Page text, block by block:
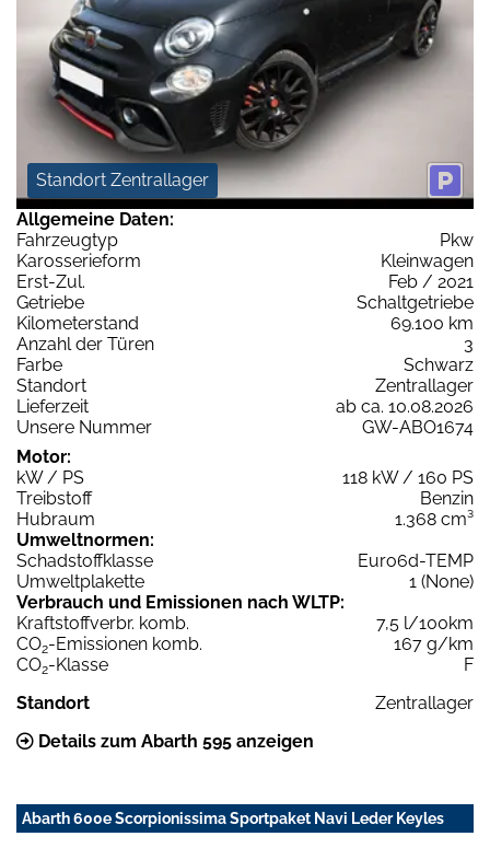
Standort Zentrallager
Allgemeine Daten:
Fahrzeugtyp
Pkw
Karosserieform
Kleinwagen
Erst-Zul.
Feb / 2021
Getriebe
Schaltgetriebe
Kilometerstand
69.100 km
Anzahl der Türen
3
Farbe
Schwarz
Standort
Zentrallager
Lieferzeit
ab ca. 10.08.2026
Unsere Nummer
GW-ABO1674
Motor:
kW / PS
118 kW / 160 PS
Treibstoff
Benzin
Hubraum
1.368 cm³
Umweltnormen:
Schadstoffklasse
Euro6d-TEMP
Umweltplakette
1 (None)
Verbrauch und Emissionen nach WLTP:
Kraftstoffverbr. komb.
7,5 l/100km
CO2-Emissionen komb.
167 g/km
CO2-Klasse
F
Standort
Zentrallager
Details zum Abarth 595 anzeigen
Abarth 600e Scorpionissima Sportpaket Navi Leder Keyles